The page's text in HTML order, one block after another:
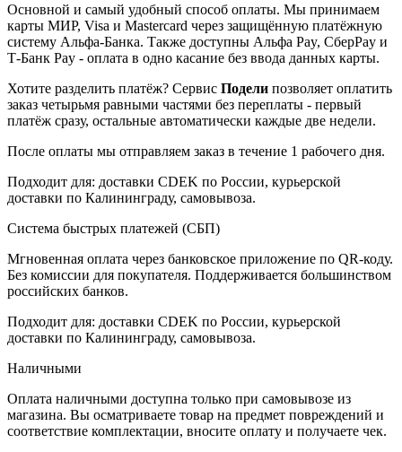
Основной и самый удобный способ оплаты. Мы принимаем
карты МИР, Visa и Mastercard через защищённую платёжную
систему Альфа-Банка. Также доступны Альфа Pay, СберPay и
Т-Банк Pay - оплата в одно касание без ввода данных карты.
Хотите разделить платёж? Сервис Подели позволяет оплатить
заказ четырьмя равными частями без переплаты - первый
платёж сразу, остальные автоматически каждые две недели.
После оплаты мы отправляем заказ в течение 1 рабочего дня.
Подходит для: доставки CDEK по России, курьерской
доставки по Калининграду, самовывоза.
Система быстрых платежей (СБП)
Мгновенная оплата через банковское приложение по QR-коду.
Без комиссии для покупателя. Поддерживается большинством
российских банков.
Подходит для: доставки CDEK по России, курьерской
доставки по Калининграду, самовывоза.
Наличными
Оплата наличными доступна только при самовывозе из
магазина. Вы осматриваете товар на предмет повреждений и
соответствие комплектации, вносите оплату и получаете чек.